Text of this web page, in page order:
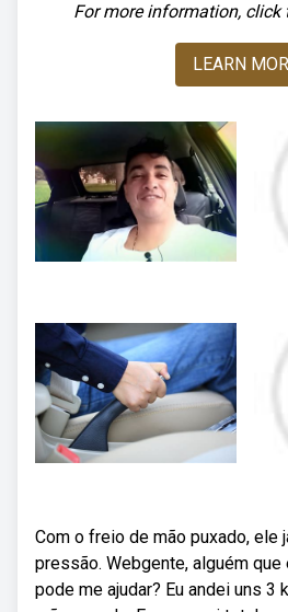
For more information, click
LEARN
Com o freio de mão puxado, ele
pressão. Webgente, alguém que
pode me ajudar? Eu andei uns 3